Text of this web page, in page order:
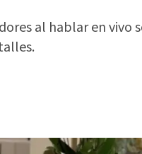
al hablar en